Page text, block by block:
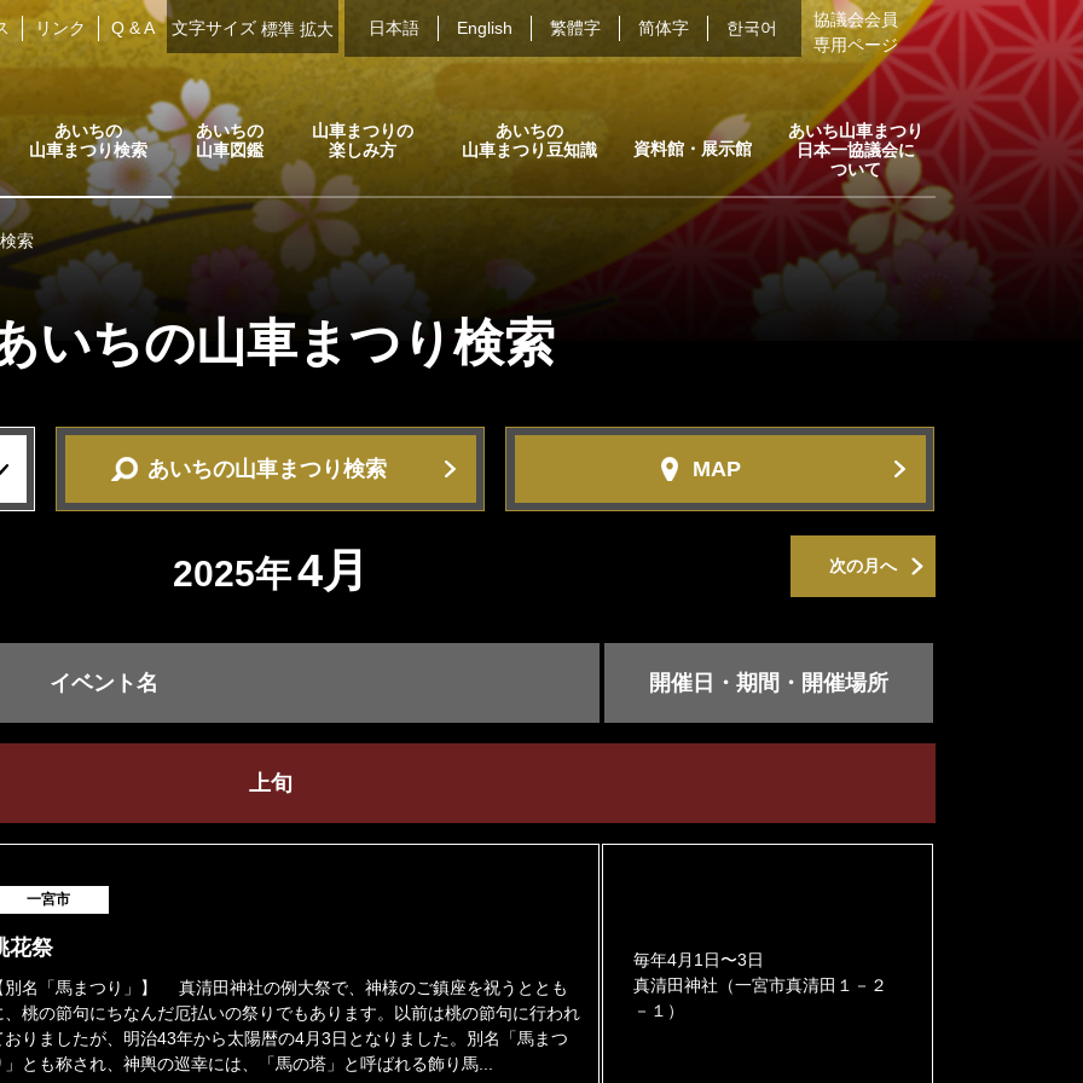
リンク Q & A 文字サイズ 標準 拡大 日本語 English 繁體字 简体字 한국어
協議会会員
専用ページ
あいちの
山車まつり検索
あいちの
山車図鑑
山車まつりの
楽しみ方
あいちの
山車まつり豆知識
資料館・展示館
あいち山車まつり
日本一協議会に
ついて
索
いちの山車まつり検索
あいちの山車まつり検索 MAP
次の月へ
2025年4月
イベント名 開催日・期間・開催場所
上旬
一宮市
花祭
別名「馬まつり」】 真清田神社の例大祭で、神様のご鎮座を祝うととも
、桃の節句にちなんだ厄払いの祭りでもあります。以前は桃の節句に行われ
おりましたが、明治43年から太陽暦の4月3日となりました。別名「馬まつ
」とも称され、神輿の巡幸には、「馬の塔」と呼ばれる飾り馬...
毎年4月1日〜3日
真清田神社（一宮市真清田１－２
－１）